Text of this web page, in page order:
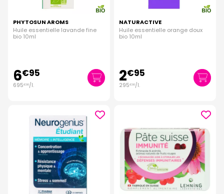
PHYTOSUN AROMS
Huile essentielle lavande fine
bio 10ml
6€95
695€00/l.
NATURACTIVE
Huile essentielle orange doux
bio 10ml
2€95
295€00/l.